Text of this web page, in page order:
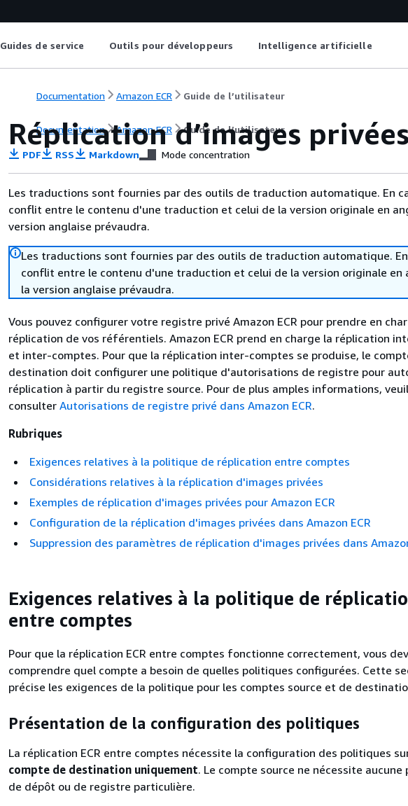
Guides de service Outils pour développeurs Intelligence artificielle
Documentation Amazon ECR Guide de l’utilisateur
Documentation Amazon ECR Guide de l’utilisateur
Réplication d’images
PDF RSS Markdown Mode concentration
Les traductions sont fournies par des outils de traduction automatique. En
conflit entre le contenu d'une traduction et celui de la version originale en
version anglaise prévaudra.
Les traductions sont fournies par des outils de traduction automatique.
conflit entre le contenu d'une traduction et celui de la version originale en
la version anglaise prévaudra.
Vous pouvez configurer votre registre privé Amazon ECR pour prendre en
réplication de vos référentiels. Amazon ECR prend en charge la réplication
et inter-comptes. Pour que la réplication inter-comptes se produise, le
destination doit configurer une politique d'autorisations de registre pour
réplication à partir du registre source. Pour de plus amples informations,
consulter Autorisations de registre privé dans Amazon ECR.
Rubriques
Exigences relatives à la politique de réplication entre comptes
Considérations relatives à la réplication d'images privées
Exemples de réplication d'images privées pour Amazon ECR
Configuration de la réplication d'images privées dans Amazon ECR
Suppression des paramètres de réplication d'images privées dans
Exigences relatives à la politique de
entre comptes
Pour que la réplication ECR entre comptes fonctionne correctement, vous
comprendre quel compte a besoin de quelles politiques configurées. Cette
précise les exigences de la politique pour les comptes source et de
Présentation de la configuration des politiques
La réplication ECR entre comptes nécessite la configuration des politiques
compte de destination uniquement. Le compte source ne nécessite
de dépôt ou de registre particulière.